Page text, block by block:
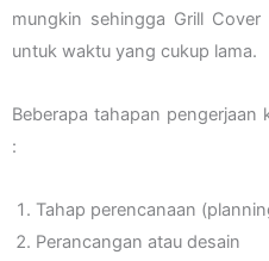
mungkin sehingga Grill
untuk waktu yang cukup lama.
Beberapa tahapan pengerjaan
:
Tahap perencanaan
Perancangan atau desain